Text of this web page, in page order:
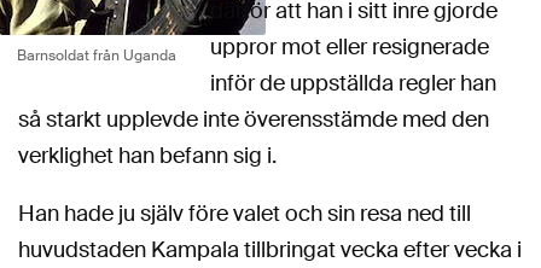
Barnsoldat från Uganda
därför att han i sitt inre gjorde
uppror mot eller resignerade
inför de uppställda regler han
så starkt upplevde inte överensstämde med den
verklighet han befann sig i.
Han hade ju själv före valet och sin resa ned till
huvudstaden Kampala tillbringat vecka efter vecka i